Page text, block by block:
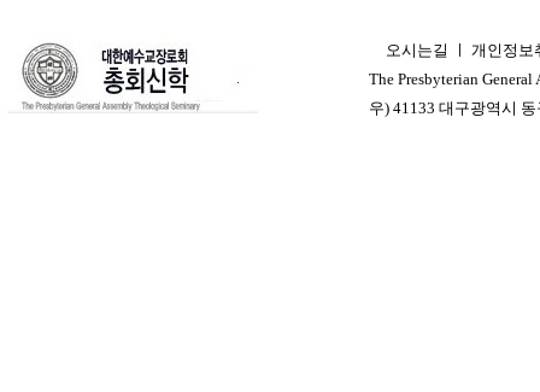
오시는길 ㅣ 개인정보
The Presbyterian
우) 41133 대구광역시